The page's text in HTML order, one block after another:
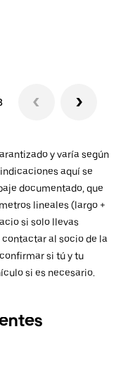
y varía según
aquí se
documentado, que
lineales (largo +
si solo llevas
al socio de la
si tú y tu
si es necesario.